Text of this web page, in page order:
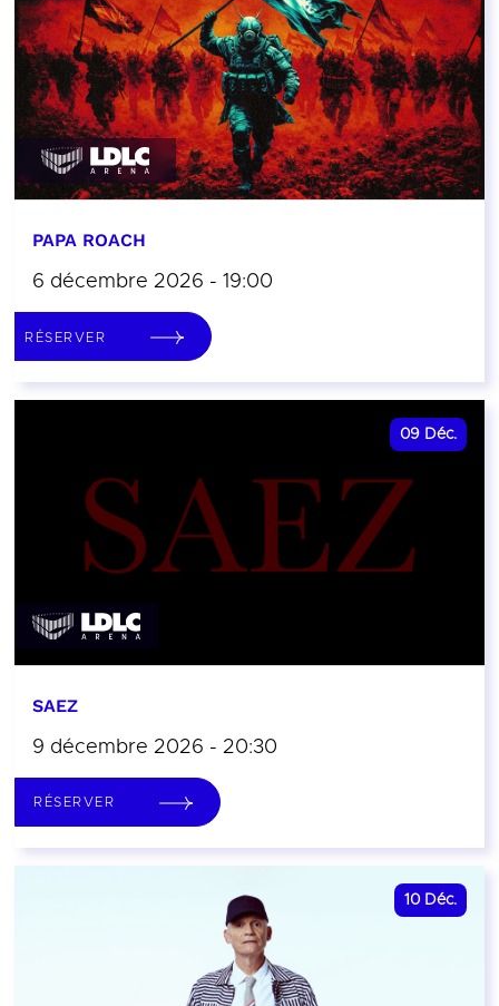
PAPA ROACH
6 décembre 2026 - 19:00
RÉSERVER
09 Déc.
SAEZ
9 décembre 2026 - 20:30
RÉSERVER
10 Déc.